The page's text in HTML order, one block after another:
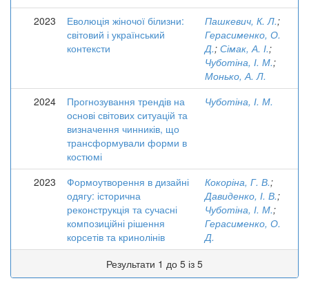
2023
Еволюція жіночої білизни:
світовий і український
контексти
Пашкевич, К. Л.;
Герасименко, О.
Д.; Сімак, А. І.;
Чуботіна, І. М.;
Монько, А. Л.
2024
Прогнозування трендів на
основі світових ситуацій та
визначення чинників, що
трансформували форми в
костюмі
Чуботіна, І. М.
2023
Формоутворення в дизайні
одягу: історична
реконструкція та сучасні
композиційні рішення
корсетів та кринолінів
Кокоріна, Г. В.;
Давиденко, І. В.;
Чуботіна, І. М.;
Герасименко, О.
Д.
Результати 1 до 5 із 5